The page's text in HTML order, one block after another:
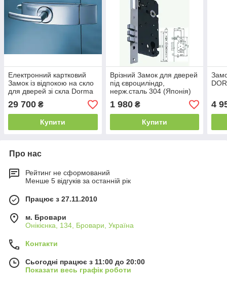
Електронний картковий
Замок із відпокою на скло
для дверей зі скла Dorma
29 700 ₴
Купити
Врізний Замок для дверей
під євроциліндр,
нерж.сталь 304 (Японія)
1 980₴
Купити
4
Про нас
Рейтинг не сформований
Менше 5 відгуків за останній рік
Працює з 27.11.2010
м. Бровари
Онікієнка, 134, Бровари, Україна
Контакти
Сьогодні працює з 11:00 до 20:00
Показати весь графік роботи